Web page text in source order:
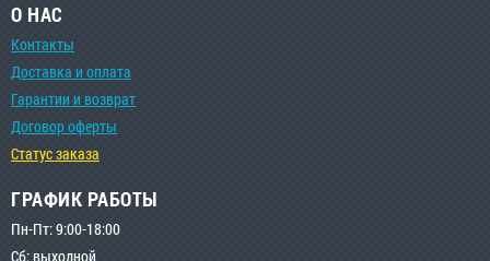
О НАС
Контакты
Доставка и оплата
Гарантии и возврат
Договор оферты
Статус заказа
ГРАФИК РАБОТЫ
Пн-Пт: 9:00-18:00
Сб: выходной